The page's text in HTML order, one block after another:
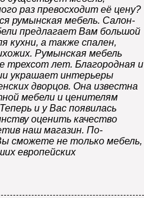
раз превосходит её цену?
румынская мебель. Салон-
предлагает Вам большой
кухни, а также спален,
Румынская мебель
трехсот лет. Благородная и
украшает интерьеры
дворцов. Она известна
мебели и ценителям
и у Вас появилась
оценить качество
наш магазин. По-
сможете не только мебель,
европейских